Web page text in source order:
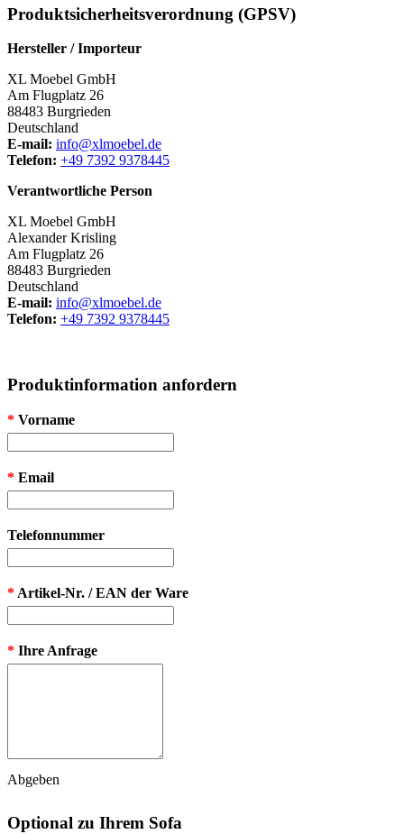
Produktsicherheitsverordnung (GPSV)
Hersteller / Importeur
XL Moebel GmbH
Am Flugplatz 26
88483 Burgrieden
Deutschland
E-mail: info@xlmoebel.de
Telefon: +49 7392 9378445
Verantwortliche Person
XL Moebel GmbH
Alexander Krisling
Am Flugplatz 26
88483 Burgrieden
Deutschland
E-mail: info@xlmoebel.de
Telefon: +49 7392 9378445
Produktinformation anfordern
* Vorname
* Email
Telefonnummer
* Artikel-Nr. / EAN der Ware
* Ihre Anfrage
Abgeben
Optional zu Ihrem Sofa